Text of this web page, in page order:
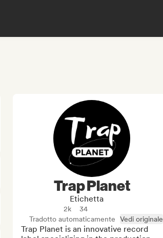
Trap Planet
Etichetta
2k
34
Tradotto automaticamente
Vedi originale
Trap Planet is an innovative record